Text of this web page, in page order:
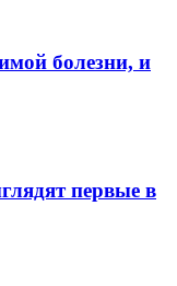
болезни, и
первые в